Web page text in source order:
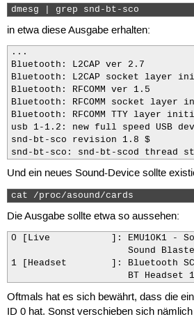
dmesg | grep snd-bt-sco
in etwa diese Ausgabe erhalten:
...
Bluetooth: L2CAP ver 2.7
Bluetooth: L2CAP socket layer
Bluetooth: RFCOMM ver 1.5
Bluetooth: RFCOMM socket layer
Bluetooth: RFCOMM TTY layer
usb 1-1.2: new full speed USB
snd-bt-sco revision 1.8 $
snd-bt-sco: snd-bt-scod thread
Und ein neues Sound-Device sollte
cat /proc/asound/cards
Die Ausgabe sollte etwa so aussehen:
0 [Live           ]: EMU10K1 -
Sound
1 [Headset        ]: Bluetooth
                     BT Headset 1
Oftmals hat es sich bewährt, dass die
ID 0 hat. Sonst verschieben sich